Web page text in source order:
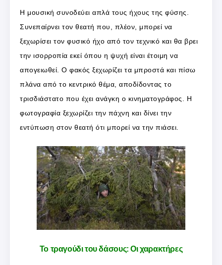
Η μουσική συνοδεύει απλά τους ήχους της φύσης.
Συνεπαίρνει τον θεατή που, πλέον, μπορεί να
ξεχωρίσει τον φυσικό ήχο από τον τεχνικό και θα βρει
την ισορροπία εκεί όπου η ψυχή είναι έτοιμη να
απογειωθεί. Ο φακός ξεχωρίζει τα μπροστά και πίσω
πλάνα από το κεντρικό θέμα, αποδίδοντας το
τρισδιάστατο που έχει ανάγκη ο κινηματογράφος. Η
φωτογραφία ξεχωρίζει την πάχνη και δίνει την
εντύπωση στον θεατή ότι μπορεί να την πιάσει.
Το τραγούδι του δάσους: Οι χαρακτήρες